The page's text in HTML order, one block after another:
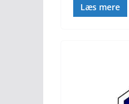
Læs mere